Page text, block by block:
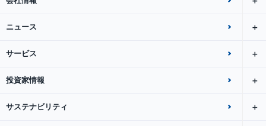
ニュース
サービス
投資家情報
サステナビリティ